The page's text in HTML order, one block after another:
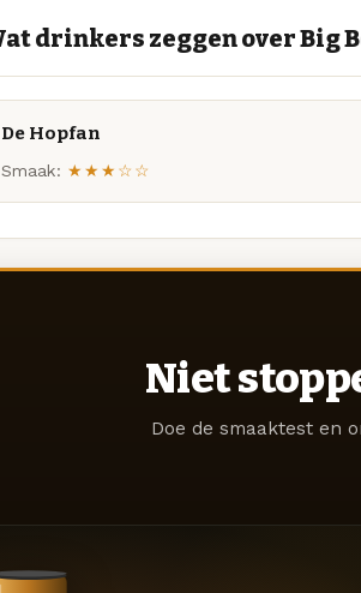
drinkers zeggen over Big
De Hopfan
Smaak: ★★★☆☆
Niet
Doe de smaaktest en